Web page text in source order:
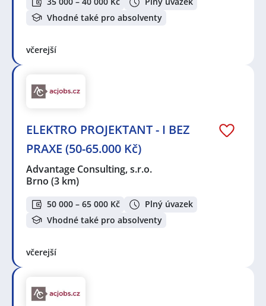
Vhodné také pro absolventy
včerejší
ELEKTRO PROJEKTANT - I BEZ
PRAXE (50-65.000 Kč)
Advantage Consulting, s.r.o.
Brno (3 km)
50 000 – 65 000 Kč
Plný úvazek
Vhodné také pro absolventy
včerejší